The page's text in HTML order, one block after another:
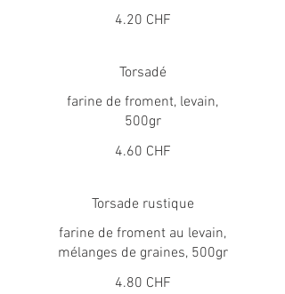
4.20 CHF
Torsadé
farine de froment, levain,
500gr
4.60 CHF
Torsade rustique
farine de froment au levain,
mélanges de graines, 500gr
4.80 CHF